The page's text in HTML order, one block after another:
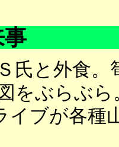
氏と外食
をぶらぶら
イブが各種